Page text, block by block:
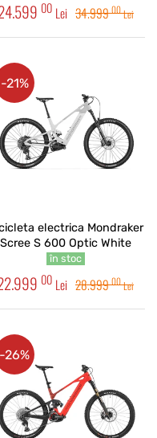
00 Lei 34.99900Lei
electrica Mondraker
Scree S 600 Optic White
în stoc
00 Lei 28.99900Lei
-21%
-26%